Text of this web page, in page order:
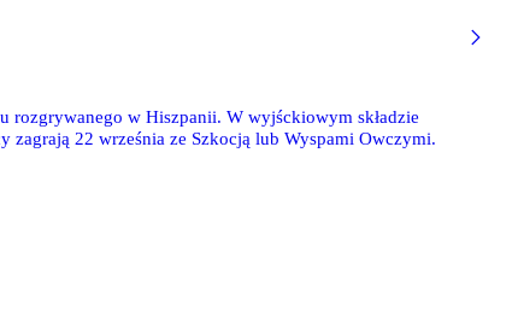
rozgrywanego w Hiszpanii. W wyjśckiowym składzie
22 września ze Szkocją lub Wyspami Owczymi.